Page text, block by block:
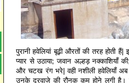
पुरानी हवेलियां बूढ़ी औरतों की तरह होती
प्यार से उठाया; जवान अल्हड़ नक्काशियाँ
और चटख रंग भरे| वही नशीली हवेलियाँ अब
उनके दरवाजे की रौनक कम होने लगी है।